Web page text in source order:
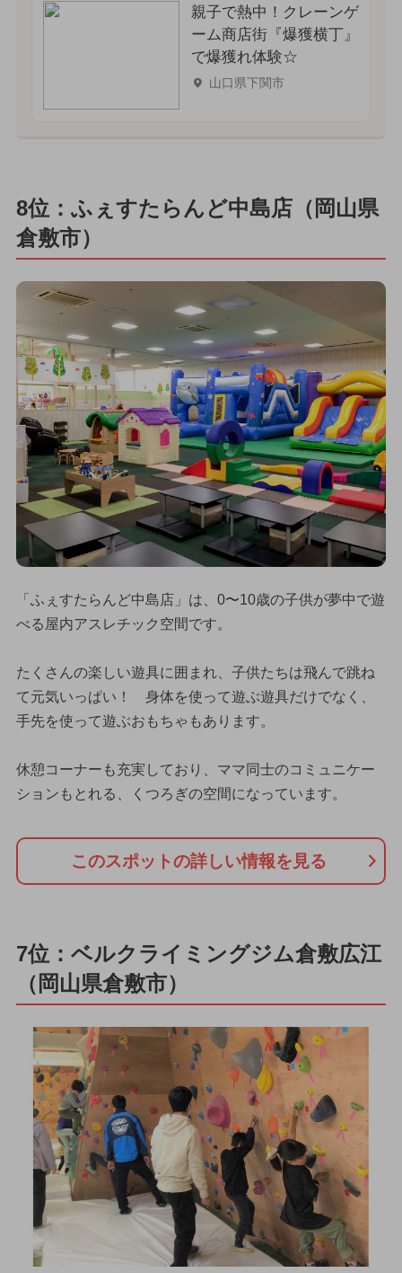
親子で熱中！クレーンゲ
ーム商店街『爆獲横丁』
で爆獲れ体験☆
山口県下関市
8位：ふぇすたらんど中島店（岡山県
倉敷市）
「ふぇすたらんど中島店」は、0〜10歳の子供が夢中で遊
べる屋内アスレチック空間です。
たくさんの楽しい遊具に囲まれ、子供たちは飛んで跳ね
て元気いっぱい！ 身体を使って遊ぶ遊具だけでなく、
手先を使って遊ぶおもちゃもあります。
休憩コーナーも充実しており、ママ同士のコミュニケー
ションもとれる、くつろぎの空間になっています。
このスポットの詳しい情報を見る
7位：ベルクライミングジム倉敷広江
（岡山県倉敷市）